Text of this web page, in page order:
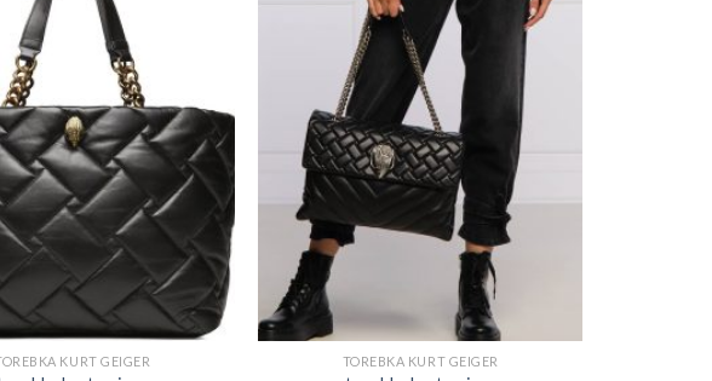
KURT GEIGER TOREBKA KURT GEIGER